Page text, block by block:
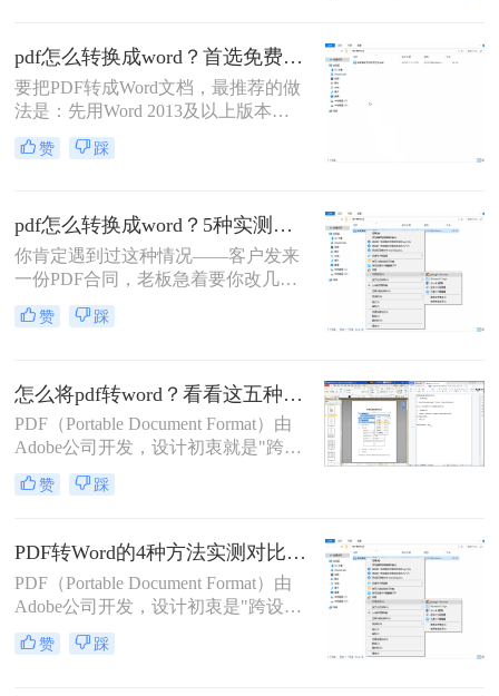
排版错乱、表格移位、字体变样等问
题的核心原则。
pdf怎么转换成word？首选免费工具，复杂文件再上专业软件！
要把PDF转成Word文档，最推荐的做
法是：先用Word 2013及以上版本直
接打开PDF（免费、无损）、再用
Google Drive在线转换（免费、云
底。
赞 踩
pdf怎么转换成word？5种实测方法，从免费到专业全攻略！
你肯定遇到过这种情况——客户发来
一份PDF合同，老板急着要你改几个
字；老师上传的PDF课件，你想复制
一段做笔记；或者自己扫描的纸质文
者，“pdf怎么转换成word”绝对是高频
刚需。
赞 踩
怎么将pdf转word？看看这五种转换方法！
PDF（Portable Document Format）由
Adobe公司开发，设计初衷就是"跨设
备一致性呈现"——无论在什么设备
上打开，排版都完全一样。这个优点
用固定坐标记录每个文字、图形的精
确位置，而Word是流式排版，内容从
上到下流动、自动换行。
赞 踩
PDF转Word的4种方法实测对比（附还原度对比表）！
PDF（Portable Document Format）由
Adobe公司开发，设计初衷是"跨设备
一致性呈现"——无论在什么设备上
打开，排版都完全一样。这个优点也
赞 踩